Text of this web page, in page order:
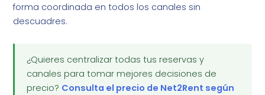
forma coordinada en todos los canales sin
descuadres.
¿Quieres centralizar todas tus reservas y
canales para tomar mejores decisiones de
precio? Consulta el precio de Net2Rent según